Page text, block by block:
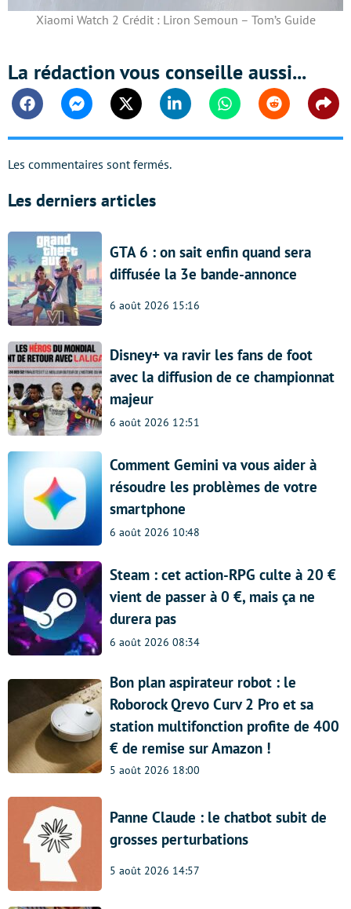
Xiaomi Watch 2 Crédit : Liron Semoun – Tom’s Guide
La rédaction vous conseille aussi...
FacebookMessengerTwitter Linkedin WhatsappReddit
Les commentaires sont fermés.
Les derniers articles
GTA 6 : on sait enfin quand sera
diffusée la 3e bande-annonce
6 août 2026 15:16
Disney+ va ravir les fans de foot
avec la diffusion de ce championnat
majeur
6 août 2026 12:51
Comment Gemini va vous aider à
résoudre les problèmes de votre
smartphone
6 août 2026 10:48
Steam : cet action-RPG culte à 20 €
vient de passer à 0 €, mais ça ne
durera pas
6 août 2026 08:34
Bon plan aspirateur robot : le
Roborock Qrevo Curv 2 Pro et sa
station multifonction profite de 400
€ de remise sur Amazon !
5 août 2026 18:00
Panne Claude : le chatbot subit de
grosses perturbations
5 août 2026 14:57